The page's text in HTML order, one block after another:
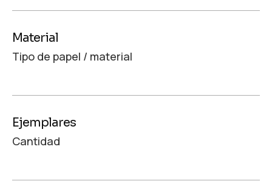
Material
Tipo de papel / material
Ejemplares
Cantidad